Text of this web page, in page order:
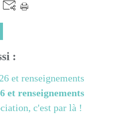
:
et renseignements